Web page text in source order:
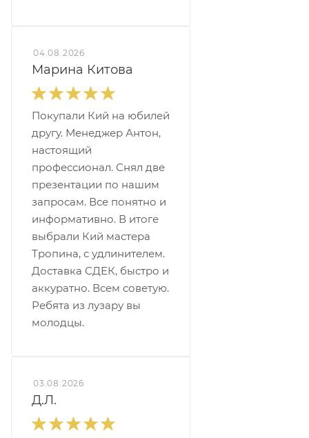
04.08.2026
Марина Китова
Покупали Кий на юбилей
другу. Менеджер Антон,
настоящий
профессионал. Снял две
презентации по нашим
запросам. Все понятно и
информативно. В итоге
выбрали Кий мастера
Тропина, с удлинителем.
Доставка СДЕК, быстро и
аккуратно. Всем советую.
Ребята из лузару вы
молодцы.
03.08.2026
Д.Л.